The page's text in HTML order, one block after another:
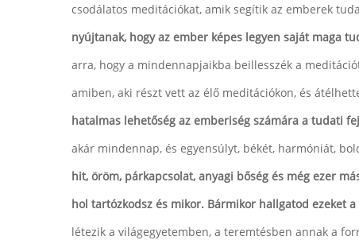
csodálatos meditációkat, amik segítik az emberek
nyújtanak, hogy az ember képes legyen saját maga
arra, hogy a mindennapjaikba beillesszék a
amiben, aki részt vett az élő meditációkon, és
hatalmas lehetőség az emberiség számára a tudati
akár mindennap, és egyensúlyt, békét, harmóniát,
hit, öröm, párkapcsolat, anyagi bőség és még ezer
hol tartózkodsz és mikor. Bármikor hallgatod ezeket
létezik a világegyetemben, a teremtésben annak a